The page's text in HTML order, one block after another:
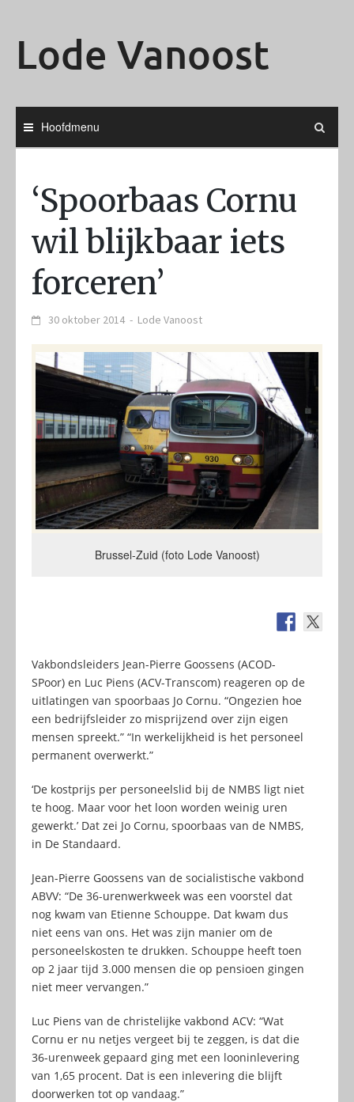
Lode Vanoost
Hoofdmenu
‘Spoorbaas Cornu
wil blijkbaar iets
forceren’
30 oktober 2014 - Lode Vanoost
Brussel-Zuid (foto Lode Vanoost)
Vakbondsleiders Jean-Pierre Goossens (ACOD-
SPoor) en Luc Piens (ACV-Transcom) reageren op de
uitlatingen van spoorbaas Jo Cornu. “Ongezien hoe
een bedrijfsleider zo misprijzend over zijn eigen
mensen spreekt.” “In werkelijkheid is het personeel
permanent overwerkt.”
‘De kostprijs per personeelslid bij de NMBS ligt niet
te hoog. Maar voor het loon worden weinig uren
gewerkt.’ Dat zei Jo Cornu, spoorbaas van de NMBS,
in De Standaard.
Jean-Pierre Goossens van de socialistische vakbond
ABVV: “De 36-urenwerkweek was een voorstel dat
nog kwam van Etienne Schouppe. Dat kwam dus
niet eens van ons. Het was zijn manier om de
personeelskosten te drukken. Schouppe heeft toen
op 2 jaar tijd 3.000 mensen die op pensioen gingen
niet meer vervangen.”
Luc Piens van de christelijke vakbond ACV: “Wat
Cornu er nu netjes vergeet bij te zeggen, is dat die
36-urenweek gepaard ging met een looninlevering
van 1,65 procent. Dat is een inlevering die blijft
doorwerken tot op vandaag.”